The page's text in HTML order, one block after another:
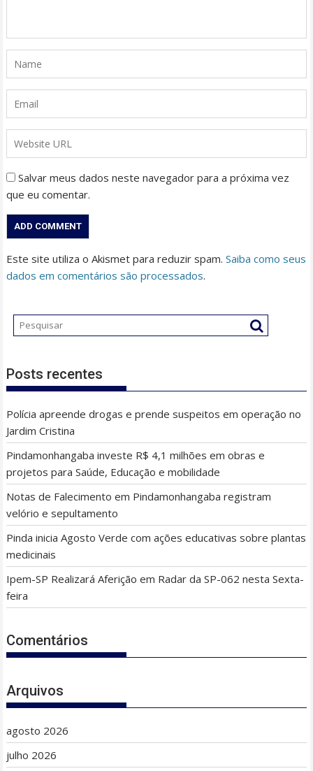
Salvar meus dados neste navegador para a próxima vez
que eu comentar.
Este site utiliza o Akismet para reduzir spam.Saiba como seus
dados em comentários são processados.
Posts recentes
Polícia apreende drogas e prende suspeitos em operação no
Jardim Cristina
Pindamonhangaba investe R$ 4,1 milhões em obras e
projetos para Saúde, Educação e mobilidade
Notas de Falecimento em Pindamonhangaba registram
velório e sepultamento
Pinda inicia Agosto Verde com ações educativas sobre plantas
medicinais
Ipem-SP Realizará Aferição em Radar da SP-062 nesta Sexta-
feira
Comentários
Arquivos
agosto 2026
julho 2026